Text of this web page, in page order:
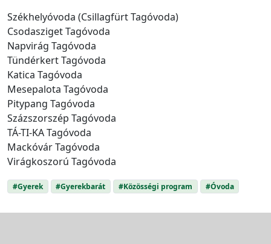
Székhelyóvoda (Csillagfürt Tagóvoda)
Csodasziget Tagóvoda
Napvirág Tagóvoda
Tündérkert Tagóvoda
Katica Tagóvoda
Mesepalota Tagóvoda
Pitypang Tagóvoda
Százszorszép Tagóvoda
TÁ-TI-KA Tagóvoda
Mackóvár Tagóvoda
Virágkoszorú Tagóvoda
#Gyerek #Gyerekbarát #Közösségi program #Óvoda